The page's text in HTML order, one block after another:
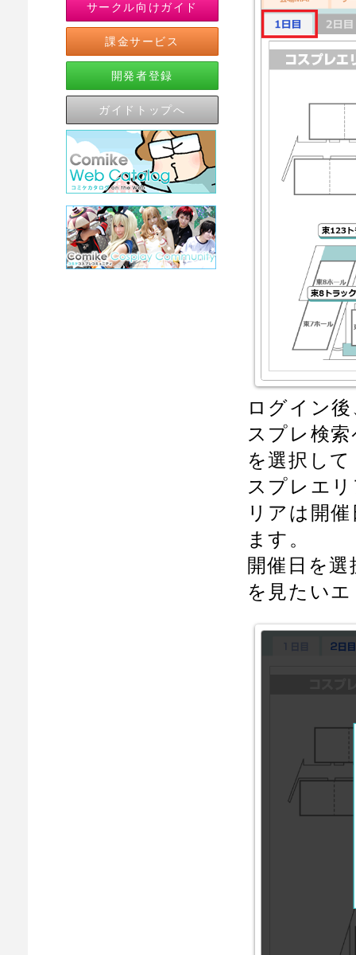
サークル向けガイド
課金サービス
開発者登録
ガイドトップへ
ログイン後
スプレ検
を選択し
スプレエ
リアは開
ます。
開催日を
を見たい